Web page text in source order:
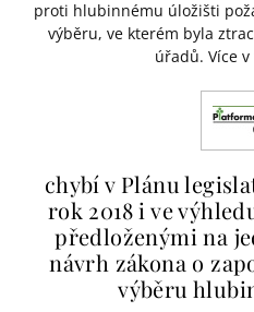
proti hlubinnému úložišti
výběru, ve kterém byla
úřadů. Více v
chybí v Plánu
rok 2018 i ve
předloženými na
návrh zákona o
výběru